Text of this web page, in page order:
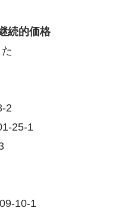
続的価格
た
2
25-1
10-1